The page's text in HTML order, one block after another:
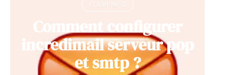
FLASH INFO
Comment configurer
incredimail serveur pop
et smtp ?